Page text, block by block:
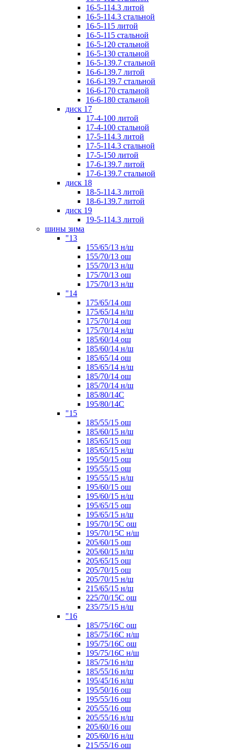
16-5-114.3 литой
16-5-114.3 стальной
16-5-115 литой
16-5-115 стальной
16-5-120 стальной
16-5-130 стальной
16-5-139.7 стальной
16-6-139.7 литой
16-6-139.7 стальной
16-6-170 стальной
16-6-180 стальной
диск 17
17-4-100 литой
17-4-100 стальной
17-5-114.3 литой
17-5-114.3 стальной
17-5-150 литой
17-6-139.7 литой
17-6-139.7 стальной
диск 18
18-5-114.3 литой
18-6-139.7 литой
диск 19
19-5-114.3 литой
шины зима
"13
155/65/13 н/ш
155/70/13 ош
155/70/13 н/ш
175/70/13 ош
175/70/13 н/ш
"14
175/65/14 ош
175/65/14 н/ш
175/70/14 ош
175/70/14 н/ш
185/60/14 ош
185/60/14 н/ш
185/65/14 ош
185/65/14 н/ш
185/70/14 ош
185/70/14 н/ш
185/80/14С
195/80/14C
"15
185/55/15 ош
185/60/15 н/ш
185/65/15 ош
185/65/15 н/ш
195/50/15 ош
195/55/15 ош
195/55/15 н/ш
195/60/15 ош
195/60/15 н/ш
195/65/15 ош
195/65/15 н/ш
195/70/15С ош
195/70/15С н/ш
205/60/15 ош
205/60/15 н/ш
205/65/15 ош
205/70/15 ош
205/70/15 н/ш
215/65/15 н/ш
225/70/15С ош
235/75/15 н/ш
"16
185/75/16С ош
185/75/16С н/ш
195/75/16С ош
195/75/16С н/ш
185/75/16 н/ш
185/55/16 н/ш
195/45/16 н/ш
195/50/16 ош
195/55/16 ош
205/55/16 ош
205/55/16 н/ш
205/60/16 ош
205/60/16 н/ш
215/55/16 ош